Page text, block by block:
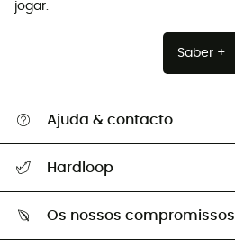
jogar.
Saber +
Ajuda & contacto
Guia de tamanhos
Hardloop
Os nossos compromissos